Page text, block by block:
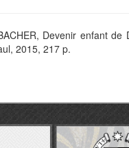
Devenir enfant de
2015, 217 p.